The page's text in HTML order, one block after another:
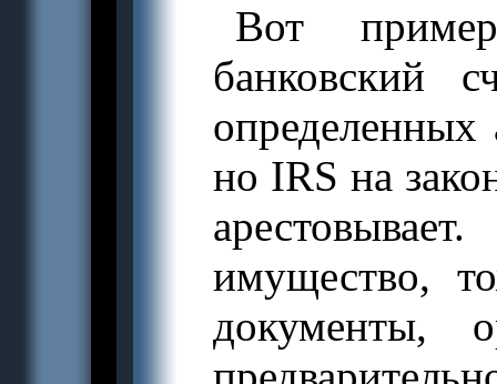
Вот
банковский
определенных
но IRS на
имущество,
документы,